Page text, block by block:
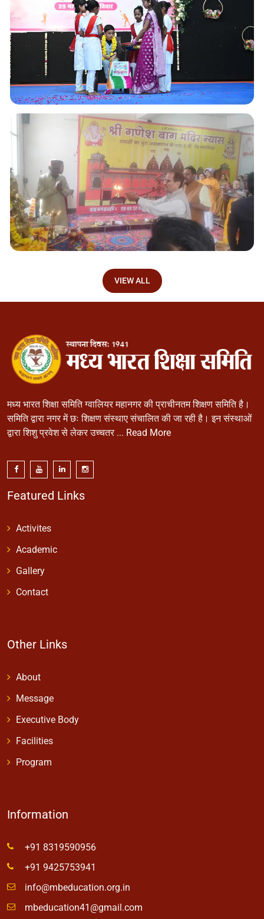
VIEW ALL
मध्य भारत शिक्षा समिति ग्वालियर महानगर की प्राचीनतम शिक्षण समिति है।
समिति द्वारा नगर में छः शिक्षण संस्थाए संचालित की जा रही है। इन संस्थाओं
द्वारा शिशु प्रवेश से लेकर उच्चतर ... Read More
Featured Links
Activites
Academic
Gallery
Contact
Other Links
About
Message
Executive Body
Facilities
Program
Information
+91 8319590956
+91 9425753941
info@mbeducation.org.in
mbeducation41@gmail.com